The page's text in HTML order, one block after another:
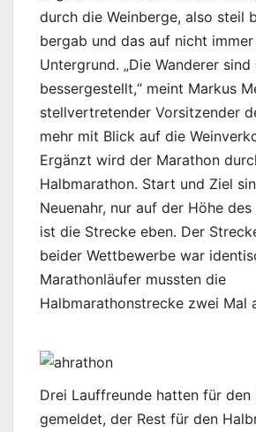
durch die Weinberge, also steil
bergab und das auf nicht immer
Untergrund. „Die Wanderer
bessergestellt,“ meint Markus
stellvertretender Vorsitzender
mehr mit Blick auf die
Ergänzt wird der Marathon
Halbmarathon. Start und Ziel
Neuenahr, nur auf der Höhe
ist die Strecke eben. Der
beider Wettbewerbe war
Marathonläufer mussten die
Halbmarathonstrecke zwei Mal
Drei Lauffreunde hatten für den
gemeldet, der Rest für den